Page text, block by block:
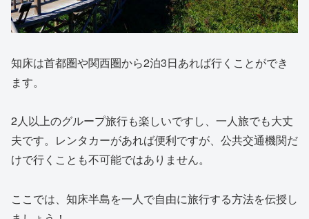
知床は首都圏や関西圏から2泊3日あれば行くことができ
ます。
2人以上のグループ旅行も楽しいですし、一人旅でも大丈
夫です。レンタカーがあれば便利ですが、公共交通機関だ
けで行くことも不可能ではありません。
ここでは、知床半島を一人で自由に旅行する方法を伝授し